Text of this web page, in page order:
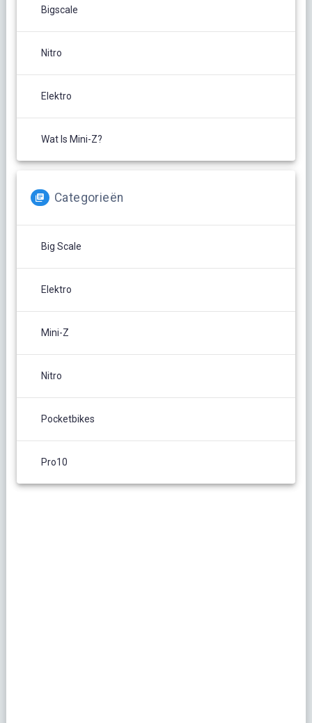
Bigscale
Nitro
Elektro
Wat Is Mini-Z?
Categorieën
Big Scale
Elektro
Mini-Z
Nitro
Pocketbikes
Pro10